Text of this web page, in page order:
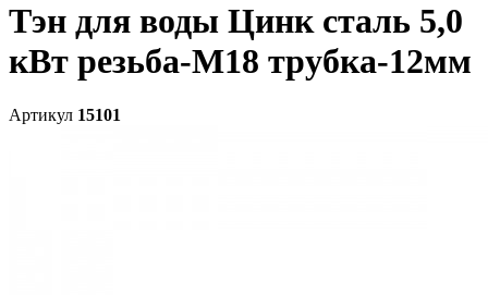
Тэн для воды Цинк сталь 5,0
кВт резьба-М18 трубка-12мм
Артикул 15101